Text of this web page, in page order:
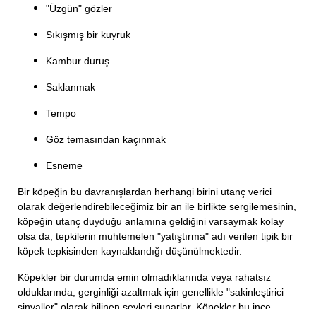
"Üzgün" gözler
Sıkışmış bir kuyruk
Kambur duruş
Saklanmak
Tempo
Göz temasından kaçınmak
Esneme
Bir köpeğin bu davranışlardan herhangi birini utanç verici
olarak değerlendirebileceğimiz bir an ile birlikte sergilemesinin,
köpeğin utanç duyduğu anlamına geldiğini varsaymak kolay
olsa da, tepkilerin muhtemelen "yatıştırma" adı verilen tipik bir
köpek tepkisinden kaynaklandığı düşünülmektedir.
Köpekler bir durumda emin olmadıklarında veya rahatsız
olduklarında, gerginliği azaltmak için genellikle "sakinleştirici
sinyaller" olarak bilinen şeyleri sunarlar. Köpekler bu ince